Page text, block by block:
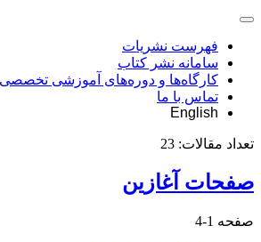
فهرست نشریات
سامانه نشر کتاب
کارگاه‌ها و دوره‌های آموزشی تخصصی
تماس با ما
English
تعداد مقالات: 23
صفحات آغازین
صفحه 1-4